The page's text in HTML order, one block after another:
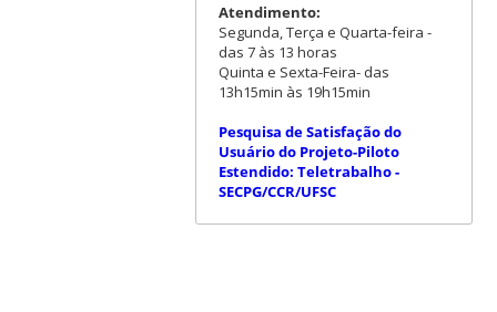
Atendimento:
Segunda, Terça e Quarta-feira -
das 7 às 13 horas
Quinta e Sexta-Feira- das
13h15min às 19h15min
Pesquisa de Satisfação do
Usuário do Projeto-Piloto
Estendido: Teletrabalho -
SECPG/CCR/UFSC